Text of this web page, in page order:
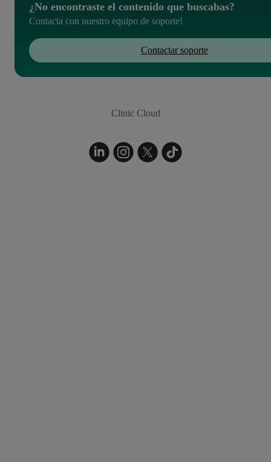
¿No encontraste el contenido que buscabas?
Contacta con nuestro equipo de soporte!
Contactar soporte
Clinic Cloud